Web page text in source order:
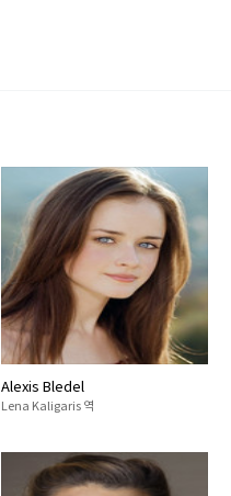
Alexis Bledel
Lena Kaligaris 역